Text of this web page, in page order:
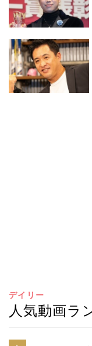
デイリー
人気動画ラ